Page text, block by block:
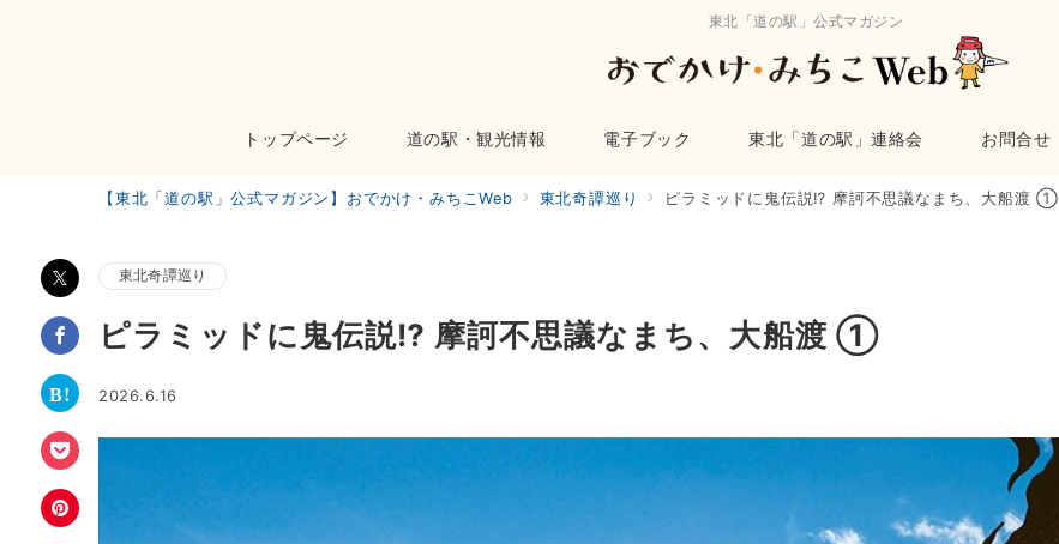
東北「道の駅」公式マガジン
トップページ 道の駅・観光情報 電子ブック 東北「道の駅」連絡会 お問合せ
【東北「道の駅」公式マガジン】おでかけ・みちこWeb 東北奇譚巡り ピラミッドに鬼伝説⁉ 摩訶不思議なまち、大船渡 ①
東北奇譚巡り
ピラミッドに鬼伝説⁉ 摩訶不思議なまち、大船渡 ①
2026.6.16